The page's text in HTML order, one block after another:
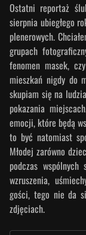
Ostatni reportaż
sierpnia ubiegłego
plenerowych.
grupach
fenomen masek,
mieszkań nigdy do
skupiam się na
pokazania
emocji, które będą
to być natomiast
Młodej zarówno
podczas
wzruszenia,
gości, tego nie da
zdjęciach.